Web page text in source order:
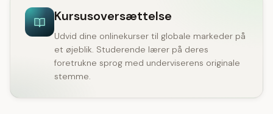
Kursusoversættelse
Udvid dine onlinekurser til globale markeder på
et øjeblik. Studerende lærer på deres
foretrukne sprog med underviserens originale
stemme.